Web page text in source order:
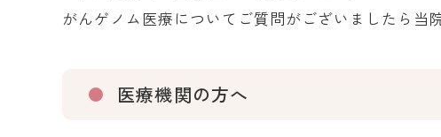
がんゲノム医療についてご質問がございましたら当
医療機関の方へ